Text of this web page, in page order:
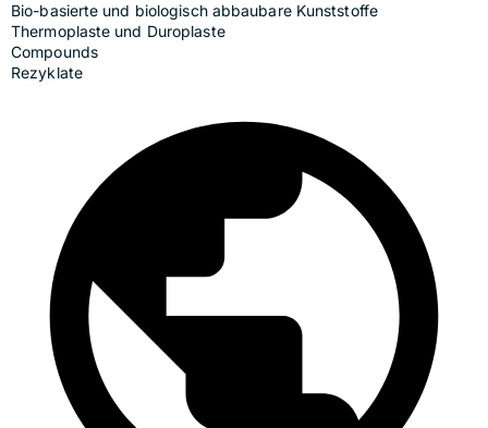
Bio-basierte und biologisch abbaubare Kunststoffe
Thermoplaste und Duroplaste
Compounds
Rezyklate